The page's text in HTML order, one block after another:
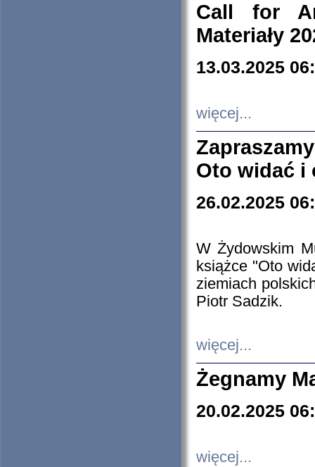
Call for
Materiały
13.03.2025
więcej...
Oto widać i
26.02.2025
W Żydowskim
książce "Oto
ziemiach
Piotr Sadzik.
więcej...
Żegnamy
20.02.2025
więcej...